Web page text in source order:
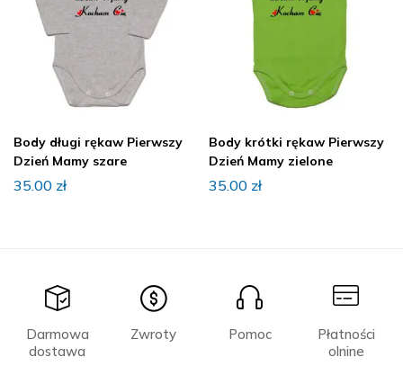
Body długi rękaw Pierwszy
Dzień Mamy szare
35.00 zł
Body krótki rękaw Pierwszy
Dzień Mamy zielone
35.00 zł
Darmowa
dostawa
Zwroty Pomoc
Płatności
olnine